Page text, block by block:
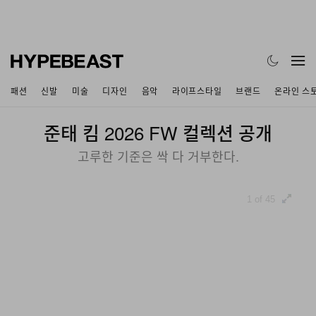
패션 신발 미술 디자인 음악 라이프스타일 브랜드 온라인 스
준태 킴 2026 FW 컬렉션 공개
고루한 기준은 싹 다 거부한다.